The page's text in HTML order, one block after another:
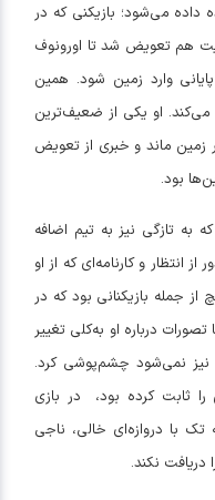
می‌شود؛ بازیکنی که در
هم تعویض شد تا اورونوف
وارد زمین شود. همین
او یکی از ضعیف‌ترین
ارائه داد اما تا دقیقه ۸۰ در زمین ماند و خبری از تعویض
بود.
به تازگی نیز به تیم اضافه
و کارنامه‌ای که از او
جمله بازیکنانی بود که در
درباره او به‌کلی تغییر
نیز نمی‌شود چشم‌پوشی کرد.
ثابت کرده بود، در بازی
دروازه‌ای خالی، ناجی
نکند.